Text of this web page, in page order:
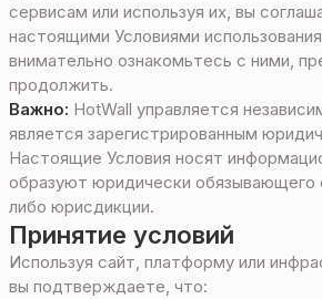
сервисам или используя их, вы
настоящими Условиями
внимательно ознакомьтесь с ними,
продолжить.
Важно: HotWall управляется
является зарегистрированным
Настоящие Условия носят
образуют юридически обязывающего
либо юрисдикции.
Принятие условий
Используя сайт, платформу или
вы подтверждаете, что: